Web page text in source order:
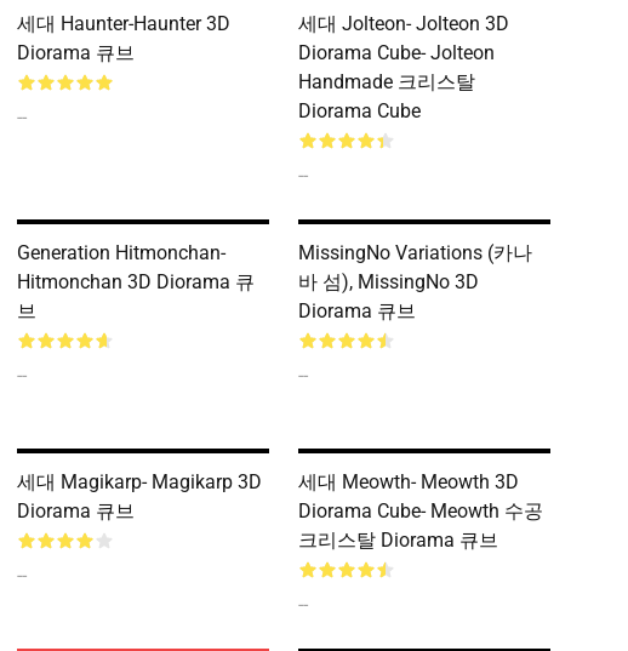
세대 Haunter-Haunter 3D
Diorama 큐브
--
세대 Jolteon- Jolteon 3D
Diorama Cube- Jolteon
Handmade 크리스탈
Diorama Cube
--
Generation Hitmonchan-
Hitmonchan 3D Diorama 큐
브
--
MissingNo Variations (카나
바 섬), MissingNo 3D
Diorama 큐브
--
세대 Magikarp- Magikarp 3D
Diorama 큐브
--
세대 Meowth- Meowth 3D
Diorama Cube- Meowth 수공
크리스탈 Diorama 큐브
--